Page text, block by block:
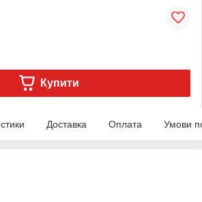
Купити
Доставка Оплата Умови